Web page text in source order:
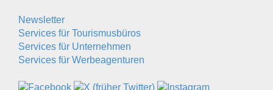
Newsletter
Services für Tourismusbüros
Services für Unternehmen
Services für Werbeagenturen